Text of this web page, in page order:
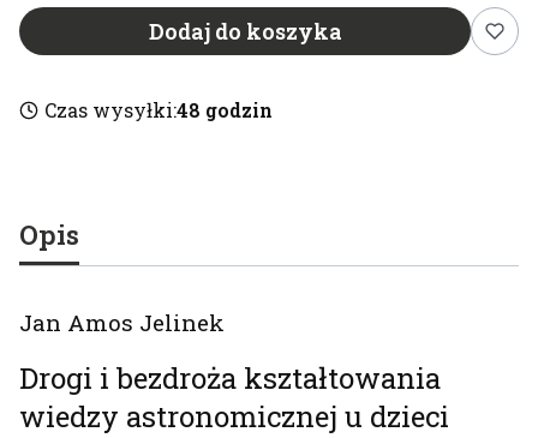
Dodaj do koszyka
Czas wysyłki:48 godzin
Opis
Jan Amos Jelinek
Drogi i bezdroża kształtowania
wiedzy astronomicznej u dzieci